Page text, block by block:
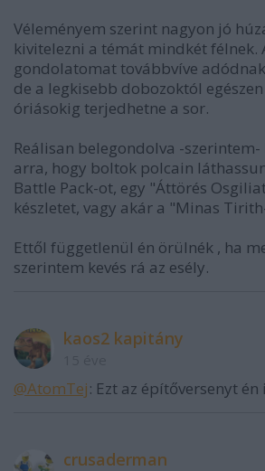
Véleményem szerint nagyon jó
kivitelezni a témát mindkét félnek.
gondolatomat továbbvíve
de a legkisebb dobozoktól
óriásokig terjedhetne a sor.
Reálisan belegondolva -szerintem-
arra, hogy boltok polcain
Battle Pack-ot, egy "Áttörés
készletet, vagy akár a "Minas
Ettől függetlenül én örülnék , ha
szerintem kevés rá az esély.
kaos2 kapitány
@AtomTej: Ezt az építőversenyt
crusaderman